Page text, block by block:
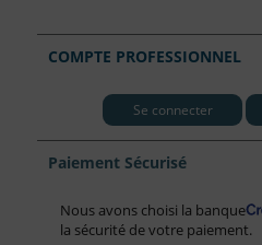
COMPTE PROFESSIONNEL
Se connecter
Paiement Sécurisé
Nous avons choisi la banque
la sécurité de votre paiement.